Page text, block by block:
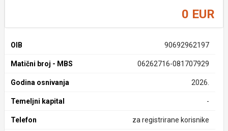
0 EUR
OIB 90692962197
Matični broj - MBS 06262716-081707929
Godina osnivanja 2026.
Temeljni kapital -
Telefon za registrirane korisnike